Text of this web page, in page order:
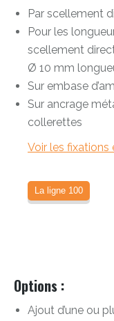
Par scellement
Pour les
scellement
Ø 10 mm
Sur embase
Sur ancrage
collerettes
Voir les
La ligne 100
Options :
Ajout d’une ou